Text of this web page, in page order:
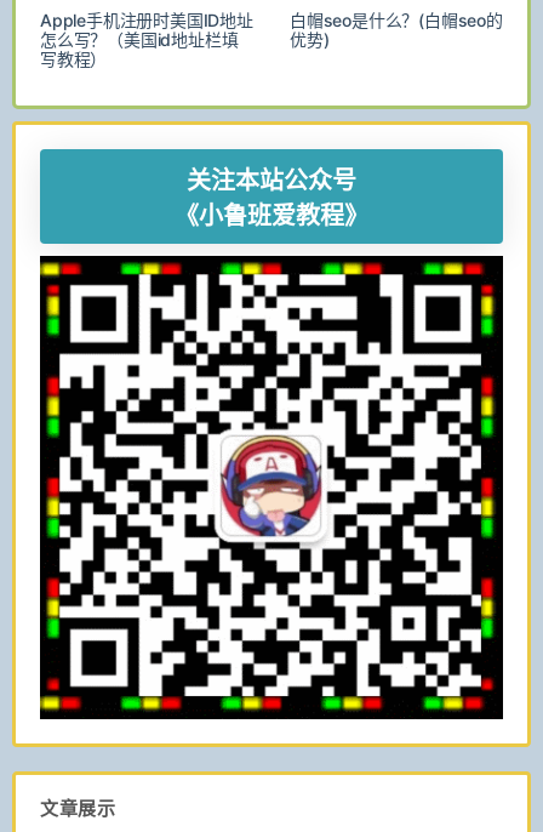
Apple手机注册时美国ID地址
怎么写？（美国id地址栏填
写教程）
白帽seo是什么？(白帽seo的
优势)
关注本站公众号
《小鲁班爱教程》
文章展示